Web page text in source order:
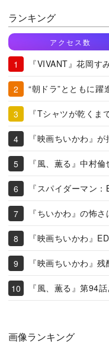
ランキング
アクセス数
『VIVANT』花岡す
“朝ドラ”とともに躍
『Tシャツが乾く
『映画ちいかわ』
『風、薫る』中村
『スパイダーマン
『ちいかわ』の怖
『映画ちいかわ』
『映画ちいかわ』
『風、薫る』第94
画像ランキング